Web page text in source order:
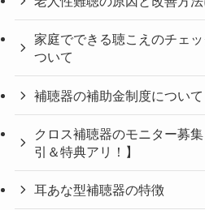
家庭でできる聴こえのチェ
ついて
補聴器の補助金制度について
クロス補聴器のモニター募
引＆特典アリ！】
耳あな型補聴器の特徴